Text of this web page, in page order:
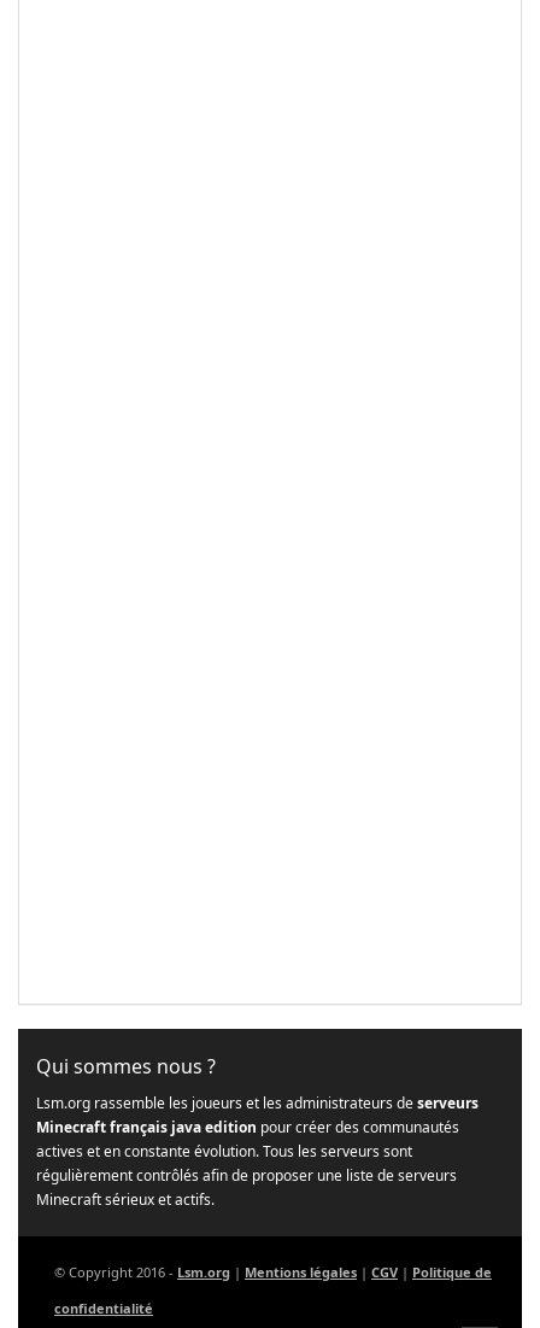
Qui sommes nous ?
Lsm.org rassemble les joueurs et les administrateurs deserveurs
Minecraft français java edition pour créer des communautés
actives et en constante évolution. Tous les serveurs sont
régulièrement contrôlés afin de proposer une liste de serveurs
Minecraft sérieux et actifs.
© Copyright 2016 - Lsm.org | Mentions légales | CGV | Politique de
confidentialité